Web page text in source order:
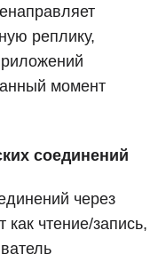
реплику,
момент
соединений
через
чтение/запись,